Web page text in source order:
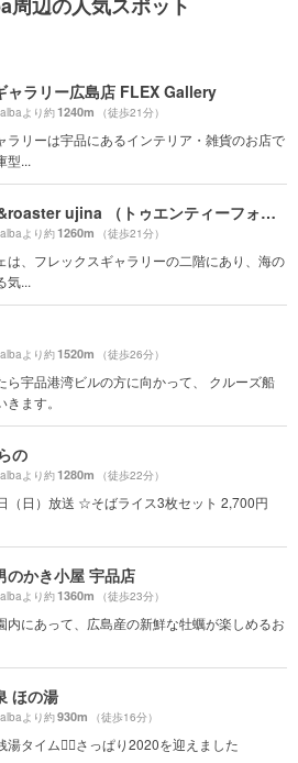
辺の人気スポット
ャラリー広島店 FLEX Gallery
より約1240m （徒歩21分）
ラリーは宇品にあるインテリア・雑貨のお店で
型...
24/7 coffee&roaster ujina （トゥエンティーフォーセブンコーヒーアンドロースターウジナ）
より約1260m （徒歩21分）
は、フレックスギャラリーの二階にあり、海の
気...
より約1520m （徒歩26分）
ら宇品港湾ビルの方に向かって、 クルーズ船
ます。
の
より約1280m （徒歩22分）
（日）放送 ☆そばライス3枚セット 2,700円
のかき小屋 宇品店
より約1360m （徒歩23分）
内にあって、広島産の新鮮な牡蠣が楽しめるお
ほの湯
より約930m （徒歩16分）
湯タイム🧖‍♀️さっぱり2020を迎えました